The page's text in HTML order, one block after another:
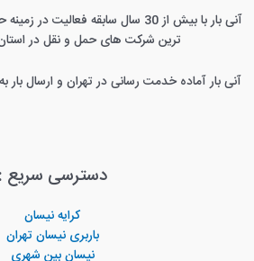
آنی بار با بیش از 30 سال سابقه
ترین شرکت های حمل و نقل در
آنی بار آماده خدمت رسانی در تهران و ارسال بار
دسترسی سریع :
کرایه نیسان
باربری نیسان تهران
نیسان بین شهری